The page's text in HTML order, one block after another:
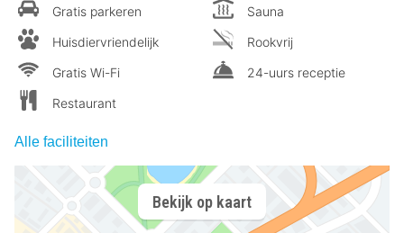
Gratis parkeren
Huisdiervriendelijk
Gratis Wi-Fi
Restaurant
Sauna
Rookvrij
24-uurs receptie
Alle faciliteiten
Bekijk op kaart